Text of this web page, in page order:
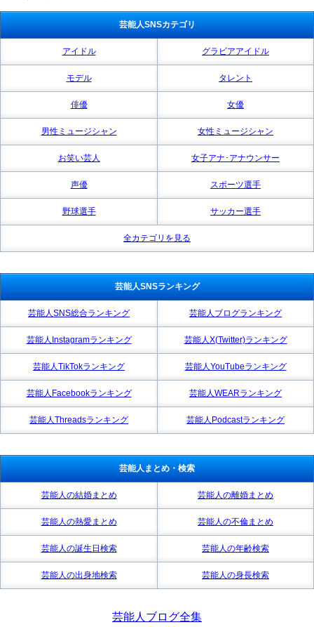
芸能人SNSカテゴリ
アイドル グラビアアイドル
モデル タレント
俳優 女優
男性ミュージシャン 女性ミュージシャン
お笑い芸人 女子アナ･アナウンサー
声優 スポーツ選手
野球選手 サッカー選手
全カテゴリを見る
芸能人SNSランキング
芸能人SNS総合ランキング 芸能人ブログランキング
芸能人Instagramランキング 芸能人X(Twitter)ランキング
芸能人TikTokランキング 芸能人YouTubeランキング
芸能人Facebookランキング 芸能人WEARランキング
芸能人Threadsランキング 芸能人Podcastランキング
芸能人まとめ・検索
芸能人の結婚まとめ 芸能人の離婚まとめ
芸能人の熱愛まとめ 芸能人の不倫まとめ
芸能人の誕生日検索 芸能人の年齢検索
芸能人の出身地検索 芸能人の身長検索
芸能人ブログ全集